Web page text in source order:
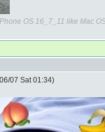
OS 16_7_11 like Mac
07 Sat 01:34)